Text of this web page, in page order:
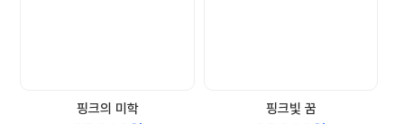
핑크의 미학 핑크빛 꿈